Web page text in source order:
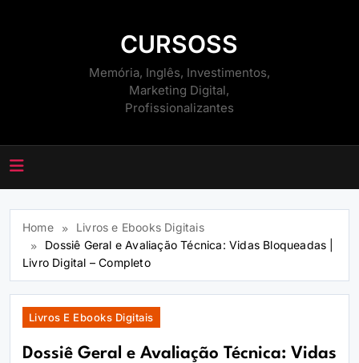
CURSOSS
Memória, Inglês, Investimentos,
Marketing Digital,
Profissionalizantes
Home
Livros e Ebooks Digitais
Dossiê Geral e Avaliação Técnica: Vidas Bloqueadas |
Livro Digital – Completo
Livros E Ebooks Digitais
Dossiê Geral e Avaliação Técnica: Vidas